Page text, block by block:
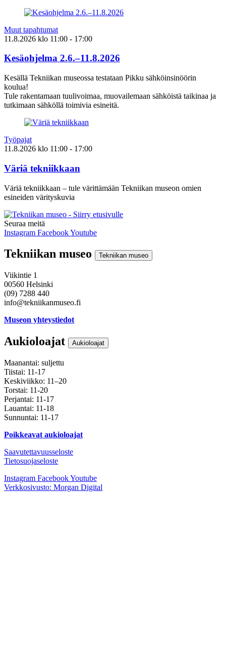
Muut tapahtumat
11.8.2026 klo 11:00 - 17:00
Kesäohjelma 2.6.–11.8.2026
Kesällä Tekniikan museossa testataan Pikku sähköinsinöörin
koulua!
Tule rakentamaan tuulivoimaa, muovailemaan sähköistä taikinaa ja
tutkimaan sähköllä toimivia esineitä.
Työpajat
11.8.2026 klo 11:00 - 17:00
Väriä tekniikkaan
Väriä tekniikkaan – tule värittämään Tekniikan museon omien
esineiden värityskuvia
Seuraa meitä
Instagram FacebookYoutube
Tekniikan museo Tekniikan museo
Viikintie 1
00560 Helsinki
(09) 7288 440
info@tekniikanmuseo.fi
Museon yhteystiedot
Aukioloajat Aukioloajat
Maanantai: suljettu
Tiistai: 11-17
Keskiviikko: 11–20
Torstai: 11-20
Perjantai: 11-17
Lauantai: 11-18
Sunnuntai: 11-17
Poikkeavat aukioloajat
Saavutettavuusseloste
Tietosuojaseloste
Instagram FacebookYoutube
Verkkosivusto: Morgan Digital